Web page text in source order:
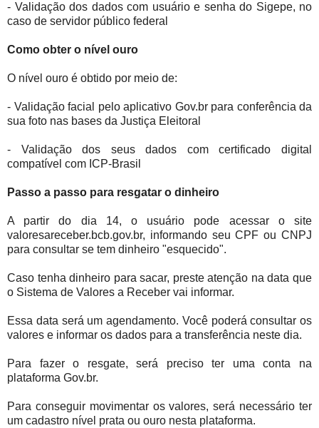
- Validação dos dados com usuário e senha do Sigepe, no
caso de servidor público federal
Como obter o nível ouro
O nível ouro é obtido por meio de:
- Validação facial pelo aplicativo Gov.br para conferência da
sua foto nas bases da Justiça Eleitoral
- Validação dos seus dados com certificado digital
compatível com ICP-Brasil
Passo a passo para resgatar o dinheiro
A partir do dia 14, o usuário pode acessar o site
valoresareceber.bcb.gov.br, informando seu CPF ou CNPJ
para consultar se tem dinheiro "esquecido".
Caso tenha dinheiro para sacar, preste atenção na data que
o Sistema de Valores a Receber vai informar.
Essa data será um agendamento. Você poderá consultar os
valores e informar os dados para a transferência neste dia.
Para fazer o resgate, será preciso ter uma conta na
plataforma Gov.br.
Para conseguir movimentar os valores, será necessário ter
um cadastro nível prata ou ouro nesta plataforma.